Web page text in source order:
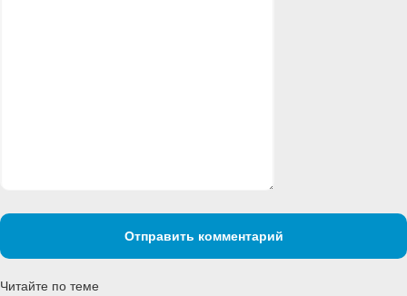
Отправить комментарий
Читайте по теме